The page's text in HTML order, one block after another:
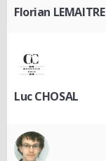
Florian LEMAITRE
Luc CHOSAL